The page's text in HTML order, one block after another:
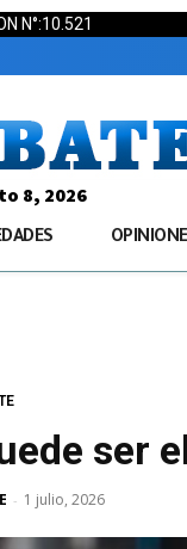
N°:10.521
8, 2026
ser
- 1 julio, 2026